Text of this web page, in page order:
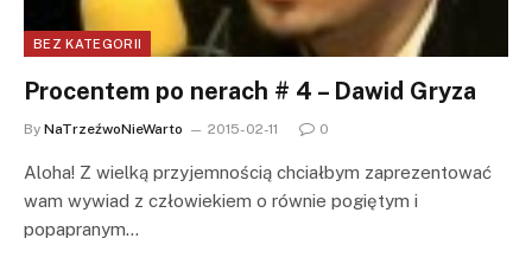
BEZ KATEGORII
Procentem po nerach # 4 – Dawid Gryza
By NaTrzeźwoNieWarto 2015-02-11 0
Aloha! Z wielką przyjemnością chciałbym zaprezentować
wam wywiad z człowiekiem o równie pogiętym i
popapranym…